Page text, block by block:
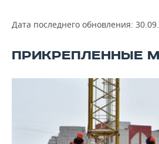
ХОККЕЙ С МЯЧОМ
ПРОИСШЕСТВИЯ
Дата последнего обновления:
ПРИКРЕПЛЕННЫЕ